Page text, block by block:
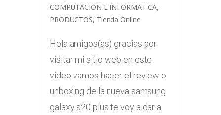
COMPUTACION E INFORMATICA,
PRODUCTOS, Tienda Online
Hola amigos(as) gracias por
visitar mi sitio web en este
video vamos hacer el review o
unboxing de la nueva samsung
galaxy s20 plus te voy a dar a